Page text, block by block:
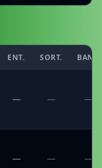
ENT. SORT. BANC
— — —
— — —